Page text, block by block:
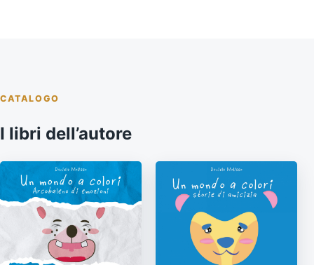
CATALOGO
I libri dell’autore